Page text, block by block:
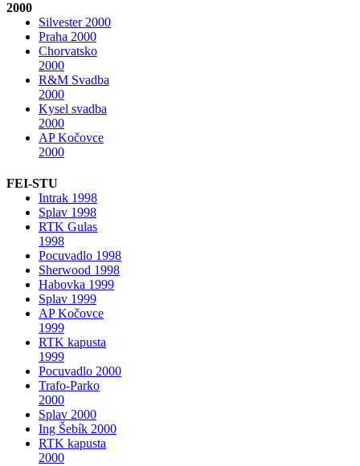
2000
Silvester 2000
Praha 2000
Chorvatsko
2000
R&M Svadba
2000
Kysel svadba
2000
AP Kočovce
2000
FEI-STU
Intrak 1998
Splav 1998
RTK Gulas
1998
Pocuvadlo 1998
Sherwood 1998
Habovka 1999
Splav 1999
AP Kočovce
1999
RTK kapusta
1999
Pocuvadlo 2000
Trafo-Parko
2000
Splav 2000
Ing Šebík 2000
RTK kapusta
2000